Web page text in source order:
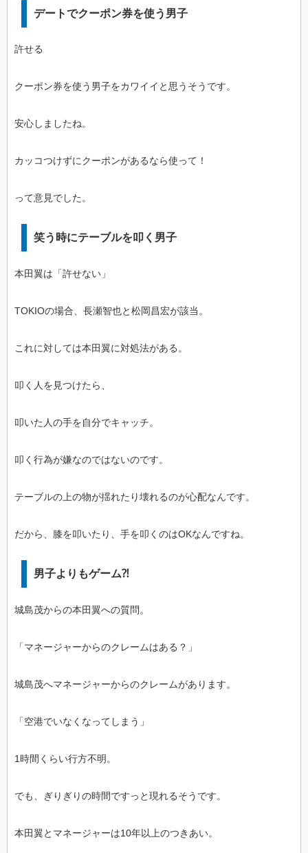
デートでクーポン券を使う男子
許せる
クーポン券を使う男子をカワイイと思うそうです。
安心しましたね。
カッコつけずにクーポンがあるなら使って！
って意見でした。
笑う時にテーブルを叩く男子
本田翼は「許せない」
TOKIOの場合、長瀬智也と松岡昌宏が該当。
これに対しては本田翼に対処法がある。
叩く人を見つけたら、
叩いた人の手を自分でキャッチ。
叩く行為が嫌なのではないのです。
テーブルの上の物が揺れたり壊れるのが心配なんです。
だから、膝を叩いたり、手を叩くのはOKなんですね。
男子よりもゲーム⁈
城島茂からの本田翼への質問。
「マネージャーからのクレームはある？」
城島茂へマネージャーからのクレームがあります。
「空港でいなくなってしまう」
1時間くらい行方不明。
でも、ぎりぎりの時間ですっと現れるそうです。
本田翼とマネージャーは10年以上のつきあい。